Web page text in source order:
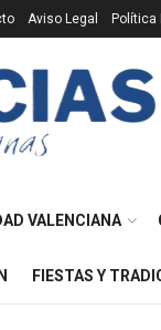
Aviso Legal Política
VALENCIANA
FIESTAS Y